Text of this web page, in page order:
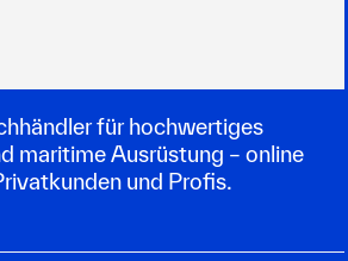
für hochwertiges
maritime Ausrüstung – online
und Profis.